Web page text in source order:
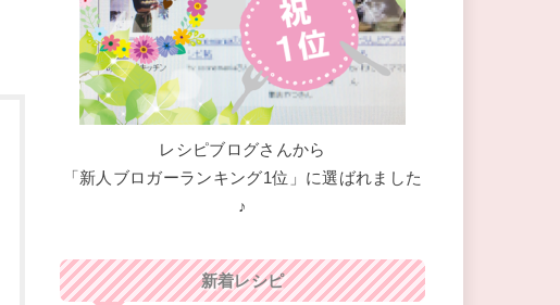
レシピブログさんから
「新人ブロガーランキング1位」に選ばれました
♪
新着レシピ